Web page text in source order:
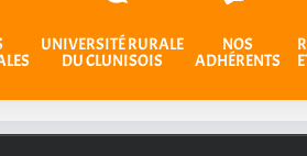
UNIVERSITÉ RURALE
DU CLUNISOIS
NOS
ADHÉRENTS